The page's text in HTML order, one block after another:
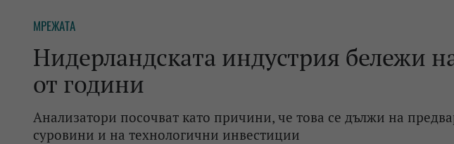
КРИПТО
БАНКИ
ПАРИТЕ
ЗАСТРАХОВАНЕ
ЕНЕРГЕТИКА
ИМОТИ
МУЛТИМЕДИЯ
МРЕЖАТА
Нидерландската индустрия бележи
от години
Анализатори посочват като причини, че това се дължи на
суровини и на технологични инвестиции